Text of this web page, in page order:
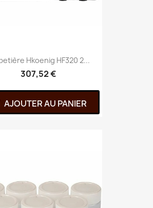
Hkoenig HF320 2...
307,52 €
AJOUTER AU PANIER